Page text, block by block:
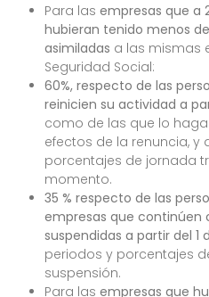
Para las empresas que a
hubieran tenido menos
asimiladas a las mismas
Seguridad Social:
60%, respecto de las
reinicien su actividad a
como de las que lo
efectos de la renuncia, y
porcentajes de jornada
momento.
35 % respecto de las
empresas que continúen
suspendidas a partir del 1
periodos y porcentajes
suspensión.
Para las empresas que